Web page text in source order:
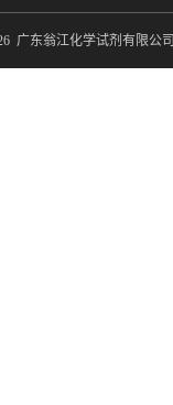
广东翁江化学试剂有限公司